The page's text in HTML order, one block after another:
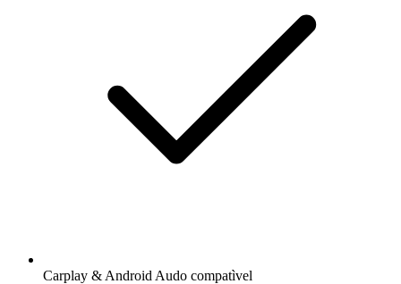
Carplay & Android Audo compatìvel